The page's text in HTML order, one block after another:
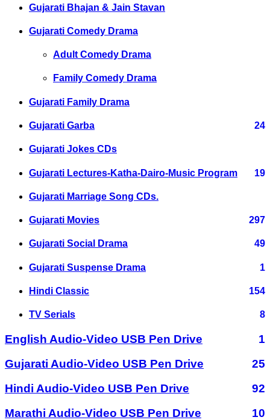
Gujarati Bhajan & Jain Stavan
Gujarati Comedy Drama
Adult Comedy Drama
Family Comedy Drama
Gujarati Family Drama
Gujarati Garba 24
Gujarati Jokes CDs
Gujarati Lectures-Katha-Dairo-Music Program 19
Gujarati Marriage Song CDs.
Gujarati Movies 297
Gujarati Social Drama 49
Gujarati Suspense Drama 1
Hindi Classic 154
TV Serials 8
English Audio-Video USB Pen Drive
1
Gujarati Audio-Video USB Pen Drive
25
Hindi Audio-Video USB Pen Drive
92
Marathi Audio-Video USB Pen Drive
10